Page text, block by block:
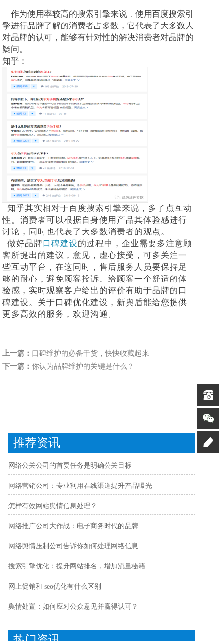
作为使用率较高的搜索引擎来说，使用百度搜索引
擎进行品牌了解的消费者占多数，它代表了大多数人
对品牌的认可，能够有针对性的解决消费者对品牌的
疑问。
知乎：
知乎其实相对于百度搜索引擎来说，多了点互动
性。消费者可以根据自身使用产品其体验感进行
讨论，同时也代表了大多数消费者的观点。
做好品牌口碑建设的过程中，企业需要多注意顾
客所提出的建议，意见，虚心接受，可多关注一
些互动平台，在这同时，售后服务人员要保持足
够的耐心，避免顾客投诉。给顾客一个舒适的体
验感，实时观察客户给出的评价有助于品牌的口
碑建设。 关于口碑优化建设，新舆盾能给您提供
更多高效的服务，欢迎沟通 。
上一篇： 口碑维护的必备干货，快快收藏起来
下一篇： 你认为品牌维护的关键是什么？
推荐资讯
网络公关公司的首要任务是明确公关目标
网络营销公司：专业利用在线渠道提升产品曝光
怎样有效网站舆情信息处理？
网络推广公司大作战：电子商务时代的品牌
网络舆情压制公司告诉你如何处理网络信息
搜索引擎优化：提升网站排名，增加流量秘籍
网上促销和 seo优化有什么区别
舆情处置：如何应对公众意见并赢得认可？